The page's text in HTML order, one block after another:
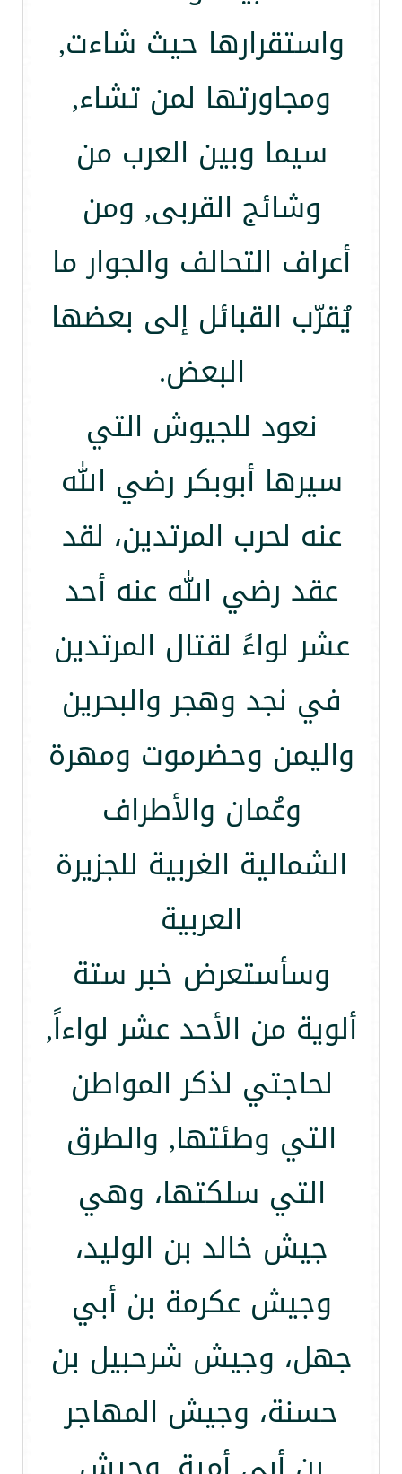
واستقرارها حيث شاءت,
ومجاورتها لمن تشاء,
سيما وبين العرب من
وشائج القربى, ومن
أعراف التحالف والجوار ما
يُقرّب القبائل إلى بعضها
البعض.
نعود للجيوش التي
سيرها أبوبكر رضي الله
عنه لحرب المرتدين، لقد
عقد رضي الله عنه أحد
عشر لواءً لقتال المرتدين
في نجد وهجر والبحرين
واليمن وحضرموت ومهرة
وعُمان والأطراف
الشمالية الغربية للجزيرة
العربية
وسأستعرض خبر ستة
ألوية من الأحد عشر لواءاً,
لحاجتي لذكر المواطن
التي وطئتها, والطرق
التي سلكتها، وهي
جيش خالد بن الوليد،
وجيش عكرمة بن أبي
جهل، وجيش شرحبيل بن
حسنة، وجيش المهاجر